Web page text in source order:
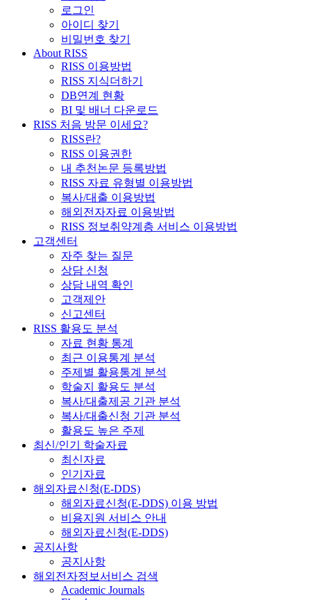
로그인
아이디 찾기
비밀번호 찾기
About RISS
RISS 이용방법
RISS 지식더하기
DB연계 현황
BI 및 배너 다운로드
RISS 처음 방문 이세요?
RISS란?
RISS 이용권한
내 추천논문 등록방법
RISS 자료 유형별 이용방법
복사/대출 이용방법
해외전자자료 이용방법
RISS 정보취약계층 서비스 이용방법
고객센터
자주 찾는 질문
상담 신청
상담 내역 확인
고객제안
신고센터
RISS 활용도 분석
자료 현황 통계
최근 이용통계 분석
주제별 활용통계 분석
학술지 활용도 분석
복사/대출제공 기관 분석
복사/대출신청 기관 분석
활용도 높은 주제
최신/인기 학술자료
최신자료
인기자료
해외자료신청(E-DDS)
해외자료신청(E-DDS) 이용 방법
비용지원 서비스 안내
해외자료신청(E-DDS)
공지사항
공지사항
해외전자정보서비스 검색
Academic Journals